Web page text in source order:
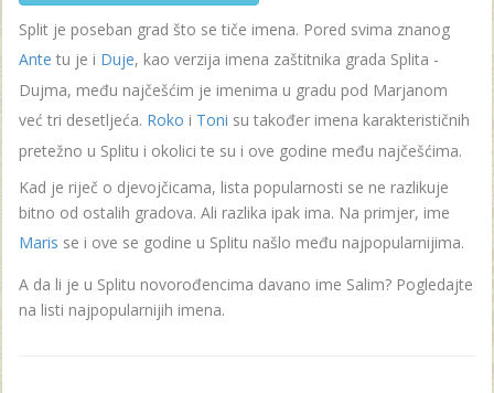
Split je poseban grad što se tiče imena. Pored svima znanog
Ante tu je i Duje, kao verzija imena zaštitnika grada Splita -
Dujma, među najčešćim je imenima u gradu pod Marjanom
već tri desetljeća. Roko i Toni su također imena karakterističnih
pretežno u Splitu i okolici te su i ove godine među najčešćima.
Kad je riječ o djevojčicama, lista popularnosti se ne razlikuje
bitno od ostalih gradova. Ali razlika ipak ima. Na primjer, ime
Maris se i ove se godine u Splitu našlo među najpopularnijima.
A da li je u Splitu novorođencima davano ime Salim? Pogledajte
na listi najpopularnijih imena.